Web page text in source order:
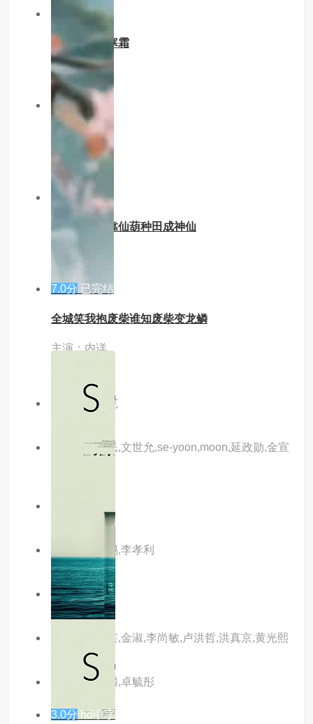
已完结
他的玫瑰与寒霜
主演：内详
7.0分 已完结
吾妻尚年少
主演：内详
3.0分 已完结
我在饥荒年靠仙葫种田成神仙
主演：内详
7.0分 已完结
全城笑我抱废柴谁知废柴变龙鳞
主演：内详
主演：郑坚克
主演：金钟民,文世允,se-yoon,moon,延政勋,金宣
主演：刘在锡,李孝利
主演：内详
主演：朴娜莱,金淑,李尚敏,卢洪哲,洪真京,黄光熙
主演：徐乃麟,卓毓彤
3.0分 hd中字